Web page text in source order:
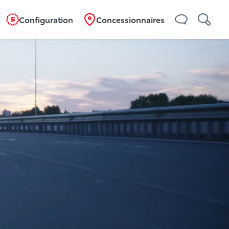
Configuration Concessionnaires